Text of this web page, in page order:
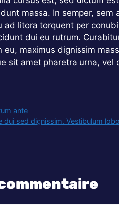
massa. In semper,
ad litora torquent per
dui eu rutrum.
eu, maximus dignissim
sit amet pharetra urna,
ante
dui sed dignissim. Vestibulum